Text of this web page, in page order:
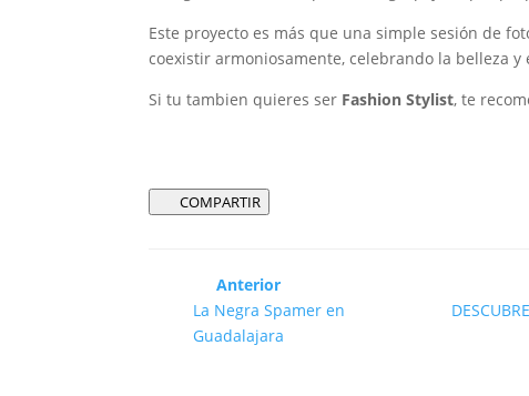
Este proyecto es más que una simple sesión de
coexistir armoniosamente, celebrando la belleza y
Si tu tambien quieres ser Fashion Stylist, te
COMPARTIR
Anterior
La Negra Spamer en
Guadalajara